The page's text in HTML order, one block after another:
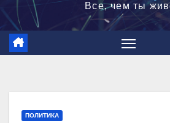
Все, чем ты
ПОЛИТИКА